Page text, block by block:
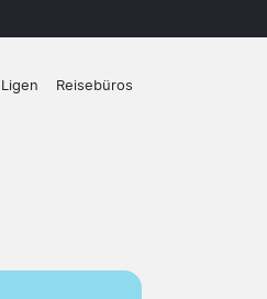
Ligen Reisebüros